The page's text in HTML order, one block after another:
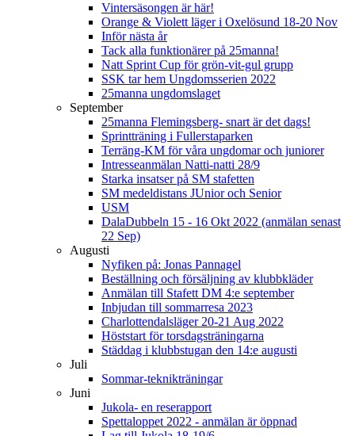
Vintersäsongen är här!
Orange & Violett läger i Oxelösund 18-20 Nov
Inför nästa år
Tack alla funktionärer på 25manna!
Natt Sprint Cup för grön-vit-gul grupp
SSK tar hem Ungdomsserien 2022
25manna ungdomslaget
September
25manna Flemingsberg- snart är det dags!
Sprintträning i Fullerstaparken
Terräng-KM för våra ungdomar och juniorer
Intresseanmälan Natti-natti 28/9
Starka insatser på SM stafetten
SM medeldistans JUnior och Senior
USM
DalaDubbeln 15 - 16 Okt 2022 (anmälan senast
22 Sep)
Augusti
Nyfiken på: Jonas Pannagel
Beställning och försäljning av klubbkläder
Anmälan till Stafett DM 4:e september
Inbjudan till sommarresa 2023
Charlottendalsläger 20-21 Aug 2022
Höststart för torsdagsträningarna
Städdag i klubbstugan den 14:e augusti
Juli
Sommar-teknikträningar
Juni
Jukola- en reserapport
Spettaloppet 2022 - anmälan är öppnad